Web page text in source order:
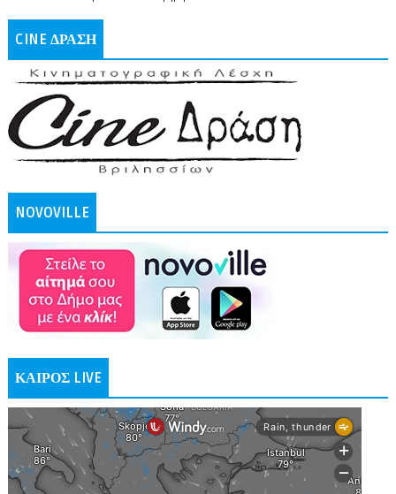
CINE ΔΡΑΣΗ
NOVOVILLE
ΚΑΙΡΟΣ LIVE